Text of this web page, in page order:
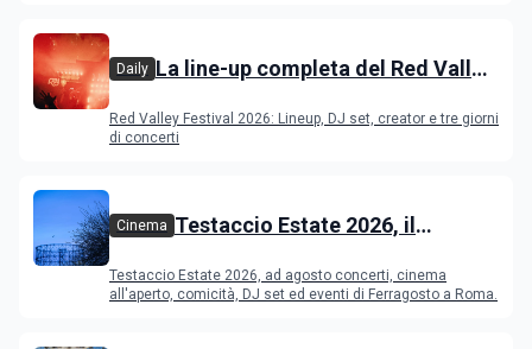
Daily La line-up completa del Red Valley
Red Valley Festival 2026: Lineup, DJ set, creator e tre giorni
di concerti
Cinema Testaccio Estate 2026, il
Ferragosto
Testaccio Estate 2026, ad agosto concerti, cinema
all'aperto, comicità, DJ set ed eventi di Ferragosto a Roma.